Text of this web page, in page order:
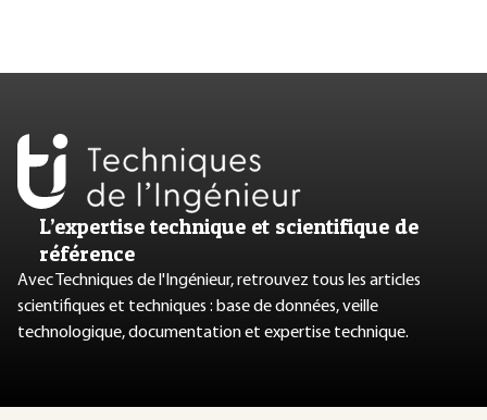
L’expertise technique et scientifique de
référence
Avec Techniques de l'Ingénieur, retrouvez tous les articles
scientifiques et techniques : base de données, veille
technologique, documentation et expertise technique.